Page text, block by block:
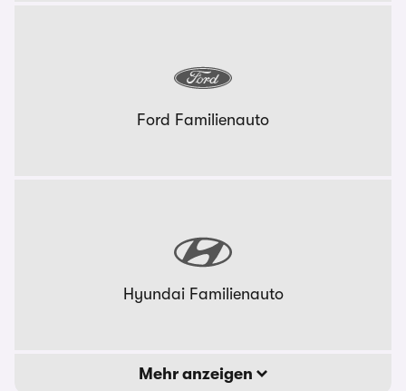
Ford Familienauto
Hyundai Familienauto
Mehr anzeigen